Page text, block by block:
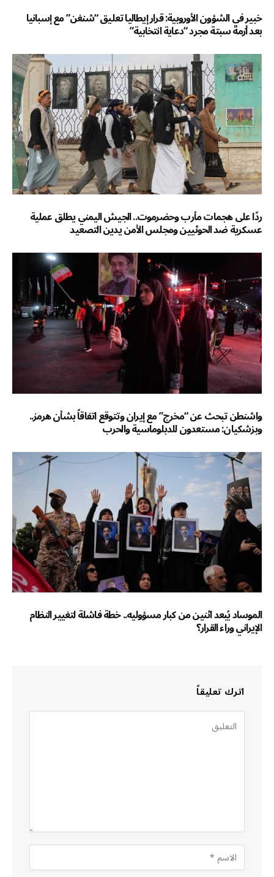
خبير في الشؤون الأوروبية: قرار إيطاليا تعليق “شنغن” مع إسبانيا
بعد أزمة سبتة مجرد “دعاية انتخابية”
ردًا على هجمات مأرب وحضرموت.. الجيش اليمني يطلق عملية
عسكرية ضد الحوثيين ومجلس الأمن يدين التصعيد
واشنطن تبحث عن “مخرج” مع إيران وتتوقع اتفاقاً بشأن هرمز..
وبزشكيان: مستعدون للدبلوماسية والحرب
الموساد يُبعد اثنين من كبار مسؤوليه.. خطة فاشلة لتغيير النظام
الإيراني وراء القرار؟
اترك تعليقاً